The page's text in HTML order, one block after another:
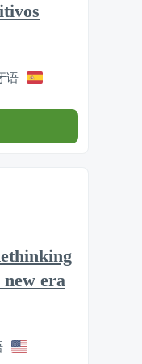
语
era